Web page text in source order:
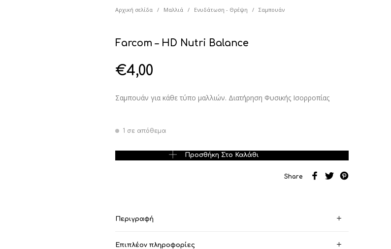
Αρχική σελίδα / Μαλλιά / Ενυδάτωση - Θρέψη / Σαμπουάν
Farcom – HD Nutri Balance
€4,00
Σαμπουάν για κάθε τύπο μαλλιών. Διατήρηση Φυσικής Ισορροπίας
1 σε απόθεμα
Farcom - HD Nutri Balance ποσότητα
Προσθήκη Στο Καλάθι
Share
Περιγραφή
Επιπλέον πληροφορίες